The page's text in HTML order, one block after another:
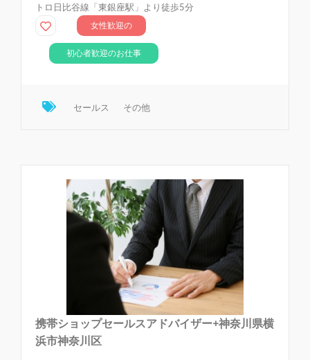
トロ日比谷線「東銀座駅」より徒歩5分
女性歓迎の
お仕事
初心者歓迎のお仕事
セールス その他
携帯ショップセールスアドバイザー+神奈川県横
浜市神奈川区